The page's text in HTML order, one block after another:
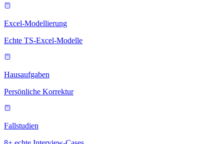
Excel-Modellierung
Echte TS-Excel-Modelle
Hausaufgaben
Persönliche Korrektur
Fallstudien